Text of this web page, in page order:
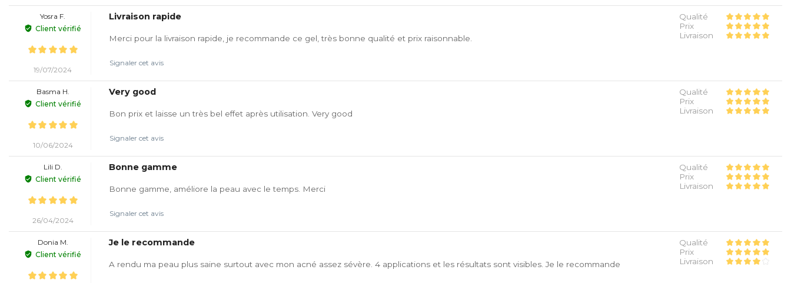
Yosra F.
Client vérifié
19/07/2024
Livraison rapide
Merci pour la livraison rapide, je recommande ce gel, très bonne qualité et prix raisonnable.
Qualité
Prix
Livraison
Signaler cet avis
Basma H.
Client vérifié
10/06/2024
Very good
Bon prix et laisse un très bel effet après utilisation. Very good
Qualité
Prix
Livraison
Signaler cet avis
Lili D.
Client vérifié
26/04/2024
Bonne gamme
Bonne gamme, améliore la peau avec le temps. Merci
Qualité
Prix
Livraison
Signaler cet avis
Donia M.
Client vérifié
Je le recommande
A rendu ma peau plus saine surtout avec mon acné assez sévère. 4 applications et les résultats sont visibles. Je le recommande
Qualité
Prix
Livraison